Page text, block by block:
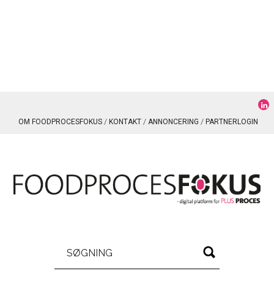
OM FOODPROCESFOKUS KONTAKT ANNONCERING PARTNERLOGIN